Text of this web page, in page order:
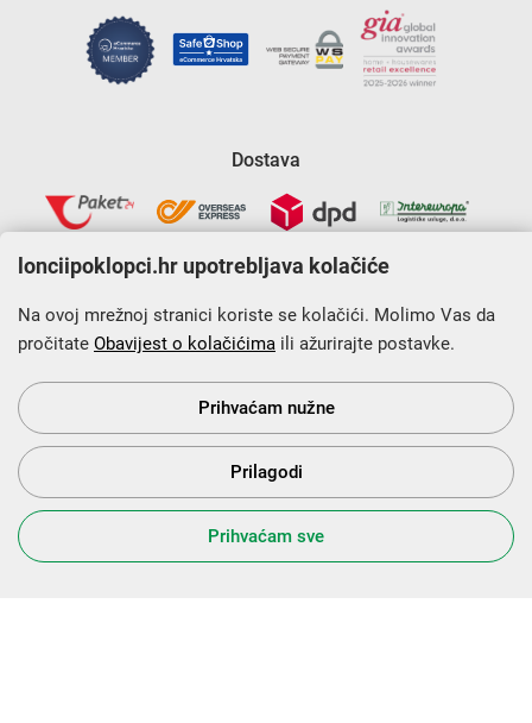
Dostava
Krajnji primatelj financijskog instrumenta sufinanciranog iz
Europskog fonda za regionalni razvoj u sklopu Operativnog
programa „Konkurentnost i kohezija”.
s Vama od 2014. godine!
lonciipoklopci.hr upotrebljava kolačiće
Na ovoj mrežnoj stranici koriste se kolačići. Molimo Vas da
pročitate Obavijest o kolačićima ili ažurirajte postavke.
Prihvaćam nužne
Prilagodi
Prihvaćam sve